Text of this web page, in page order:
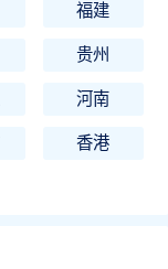
福建
贵州
河南
香港